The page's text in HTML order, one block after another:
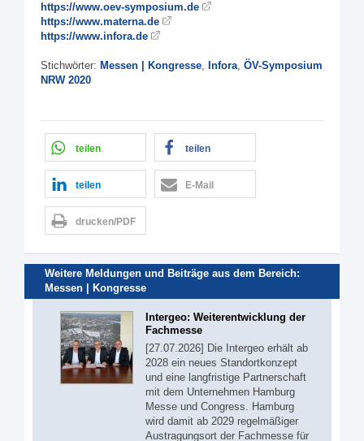
https://www.oev-symposium.de
https://www.materna.de
https://www.infora.de
Stichwörter: Messen | Kongresse, Infora, ÖV-Symposium
NRW 2020
teilen teilen
teilen E-Mail
drucken/PDF
Weitere Meldungen und Beiträge aus dem Bereich:
Messen | Kongresse
Intergeo: Weiterentwicklung der
Fachmesse
[27.07.2026] Die Intergeo erhält ab
2028 ein neues Standortkonzept
und eine langfristige Partnerschaft
mit dem Unternehmen Hamburg
Messe und Congress. Hamburg
wird damit ab 2029 regelmäßiger
Austragungsort der Fachmesse für